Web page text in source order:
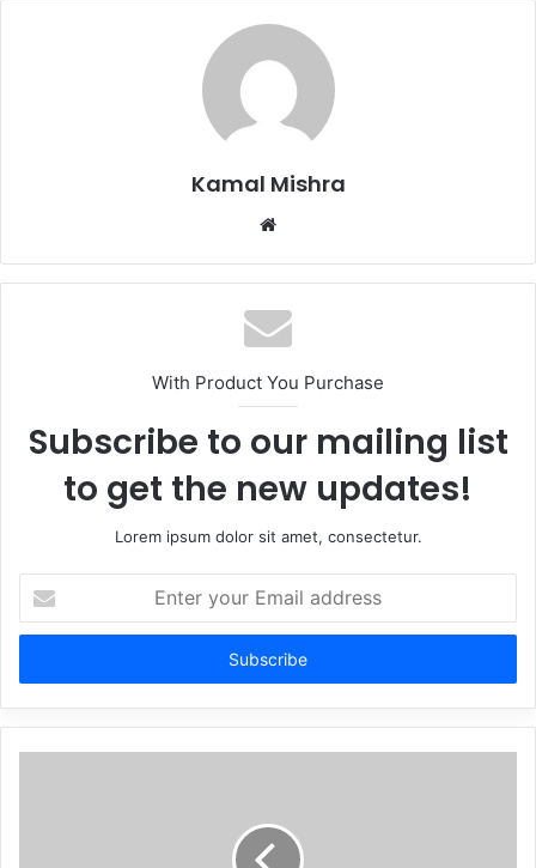
Kamal Mishra
Website
With Product You Purchase
Subscribe to our mailing list
to get the new updates!
Lorem ipsum dolor sit amet, consectetur.
your
Email